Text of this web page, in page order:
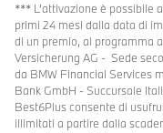
*** L’attivazione è possibile
primi 24 mesi dalla data di
di un premio, al programma
Versicherung AG - Sede
da BMW Financial Services
Bank GmbH - Succursale
Best6Plus consente di
illimitati a partire dalla